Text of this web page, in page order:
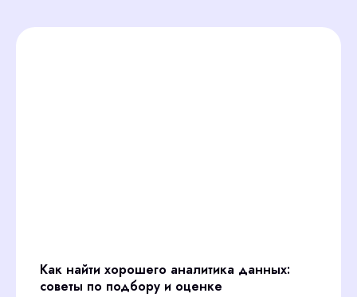
Как найти хорошего аналитика данных:
советы по подбору и оценке